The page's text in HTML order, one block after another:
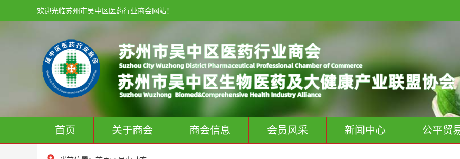
欢迎光临苏州市吴中区医药行业商会网站！
首页 关于商会 商会信息 会员风采 新闻中心 公平贸